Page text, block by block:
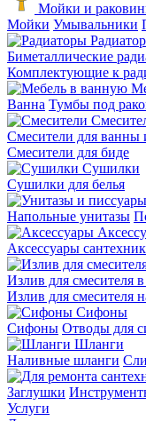
Мойки и
Мойки Умывальники
Биметаллические
Комплектующие к
Ванна Тумбы под
Смесители для ванны
Смесители для биде
Сушилки
Сушилки для белья
Напольные унитазы
Аксессуары
Излив для смесителя
Излив для смесителя
Сифоны
Сифоны Отводы для
Шланги
Наливные шланги
Заглушки
Услуги